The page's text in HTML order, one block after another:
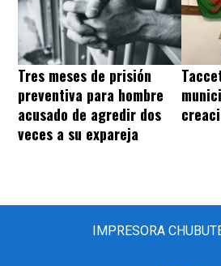
Tres meses de prisión
preventiva para hombre
acusado de agredir dos
veces a su expareja
IMPRESORA